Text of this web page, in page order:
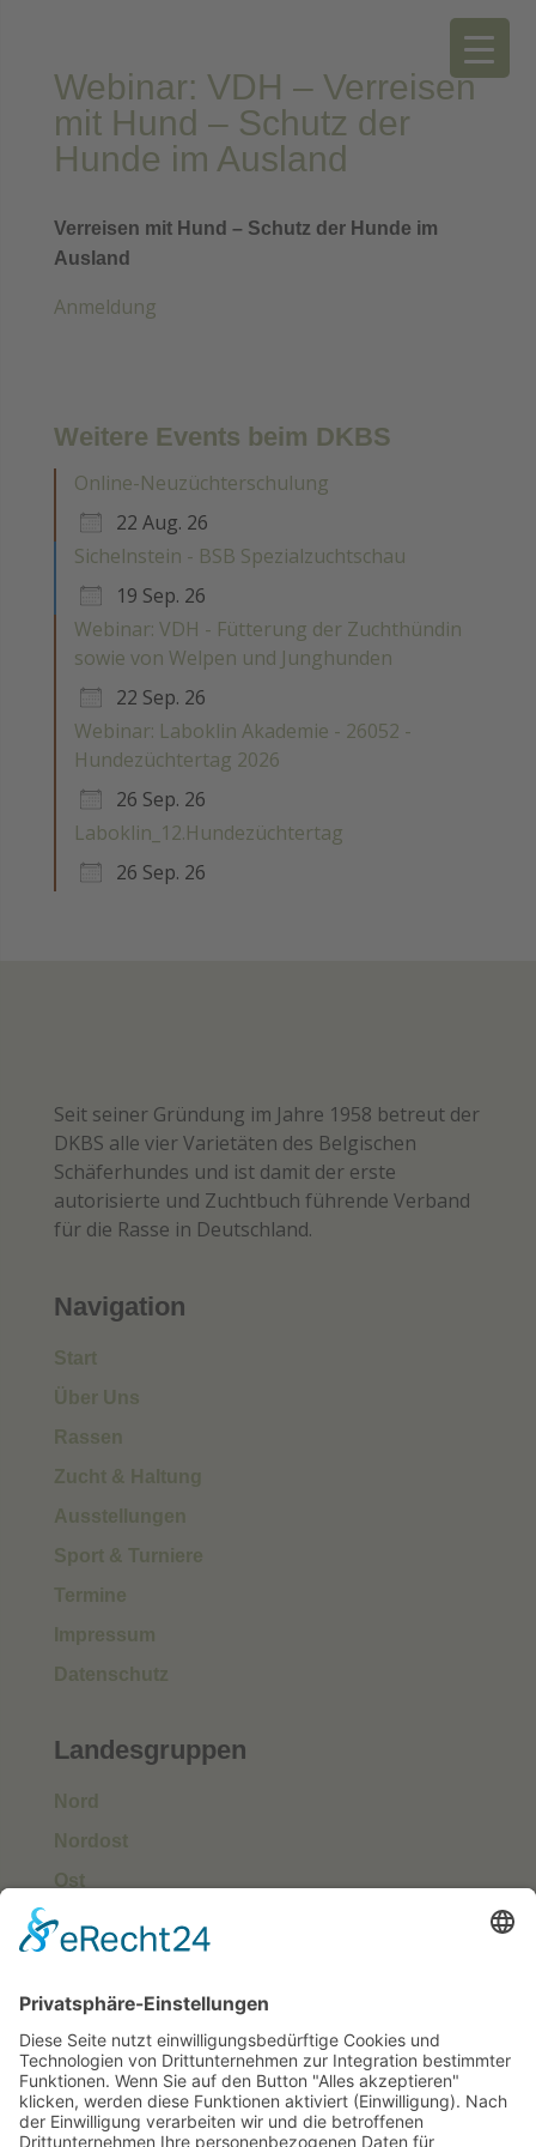
Webinar: VDH – Verreisen
mit Hund – Schutz der
Hunde im Ausland
Verreisen mit Hund – Schutz der Hunde im
Ausland
Anmeldung
Weitere Events beim DKBS
Online-Neuzüchterschulung
22 Aug. 26
Sichelnstein - BSB Spezialzuchtschau
19 Sep. 26
Webinar: VDH - Fütterung der Zuchthündin
sowie von Welpen und Junghunden
22 Sep. 26
Webinar: Laboklin Akademie - 26052 -
Hundezüchtertag 2026
26 Sep. 26
Laboklin_12.Hundezüchtertag
26 Sep. 26
Seit seiner Gründung im Jahre 1958 betreut der
DKBS alle vier Varietäten des Belgischen
Schäferhundes und ist damit der erste
autorisierte und Zuchtbuch führende Verband
für die Rasse in Deutschland.
Navigation
Start
Über Uns
Rassen
Zucht & Haltung
Ausstellungen
Sport & Turniere
Termine
Impressum
Datenschutz
Landesgruppen
Nord
Nordost
Ost
Süd
West